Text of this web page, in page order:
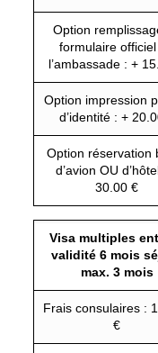
Option
formulaire
l’ambassade : +
Option impression
d’identité : +
Option réservation
d’avion OU
30.00 €
Visa multiples
validité 6 mois
max. 3 mois
Frais consulaires :
€